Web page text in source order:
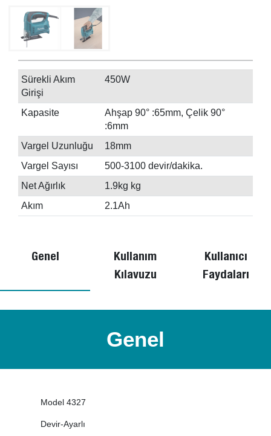
Sürekli Akım
Girişi
450W
Kapasite
Ahşap 90° :65mm, Çelik 90°
:6mm
Vargel Uzunluğu
18mm
Vargel Sayısı
500-3100 devir/dakika.
Net Ağırlık
1.9kg kg
Akım
2.1Ah
Genel
Kullanım
Kılavuzu
Kullanıcı
Faydaları
Genel
Model 4327
Devir-Ayarlı